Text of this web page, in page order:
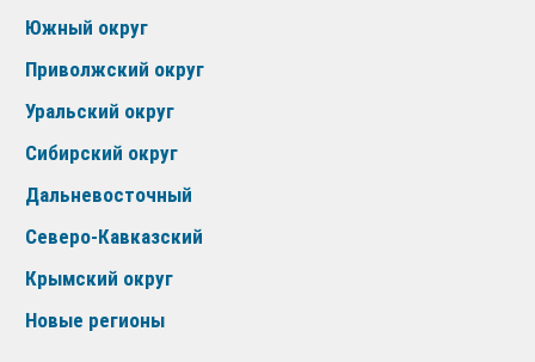
Южный округ
Приволжский округ
Уральский округ
Сибирский округ
Дальневосточный
Северо-Кавказский
Крымский округ
Новые регионы